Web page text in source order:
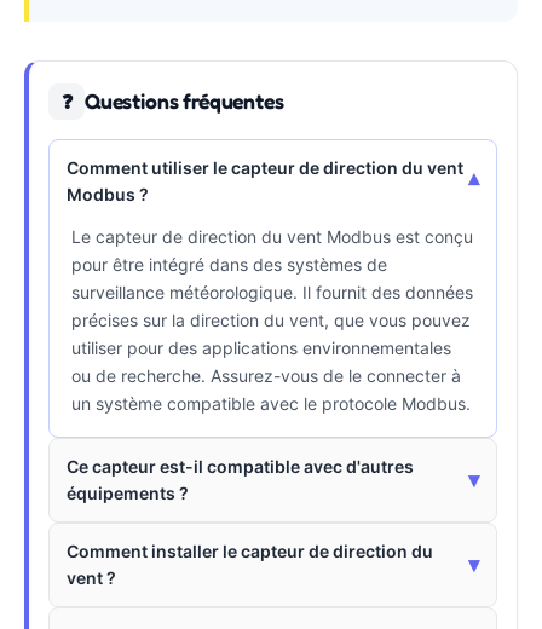
❓ Questions fréquentes
Comment utiliser le capteur de direction du vent
Modbus ?
▾
Le capteur de direction du vent Modbus est conçu
pour être intégré dans des systèmes de
surveillance météorologique. Il fournit des données
précises sur la direction du vent, que vous pouvez
utiliser pour des applications environnementales
ou de recherche. Assurez-vous de le connecter à
un système compatible avec le protocole Modbus.
Ce capteur est-il compatible avec d'autres
équipements ?
▾
Comment installer le capteur de direction du
vent ?
▾